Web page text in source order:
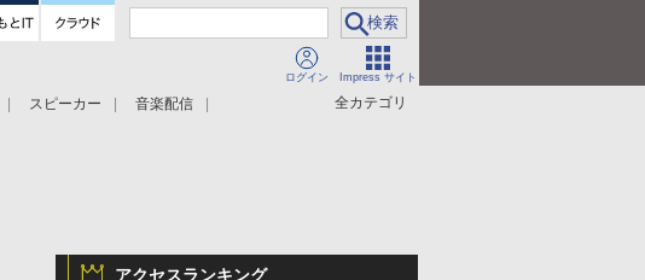
ログイン Impress サイト
全カテゴリ
スピーカー
音楽配信
アクセスランキング